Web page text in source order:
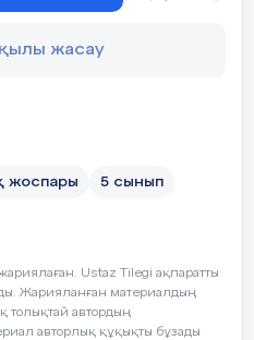
гироскопиялық
Гироскопиялық датчикпен
үшін
алады
жасау
жоспары 5 сынып
Ustaz Tilegi ақпаратты
Жарияланған материалдың
толықтай автордың
авторлық құқықты бұзады